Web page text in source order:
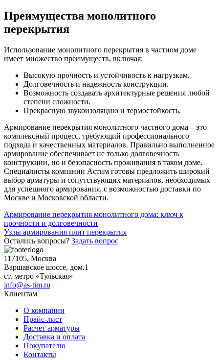
Преимущества монолитного
перекрытия
Использование монолитного перекрытия в частном доме
имеет множество преимуществ, включая:
Высокую прочность и устойчивость к нагрузкам.
Долговечность и надежность конструкции.
Возможность создавать архитектурные решения любой
степени сложности.
Прекрасную звукоизоляцию и термостойкость.
Армирование перекрытия монолитного частного дома – это
комплексный процесс, требующий профессионального
подхода и качественных материалов. Правильно выполненное
армирование обеспечивает не только долговечность
конструкции, но и безопасность проживания в таком доме.
Специалисты компании Астим готовы предложить широкий
выбор арматуры и сопутствующих материалов, необходимых
для успешного армирования, с возможностью доставки по
Москве и Московской области.
Навигация
по
записям
Армирование перекрытия монолитного дома: ключ к
прочности и долговечности
Узлы армирования плит перекрытия
Остались вопросы? Задать вопрос
117105, Москва
Варшавское шоссе, дом.1
ст. метро «Тульская»
info@as-tim.ru
Клиентам
О компании
Прайс-лист
Расчет арматуры
Доставка и оплата
Покупателю
Контакты